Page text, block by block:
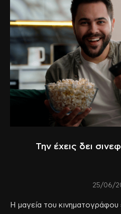
Την έχεις δει
25/06/
Η μαγεία του κινηματογράφου